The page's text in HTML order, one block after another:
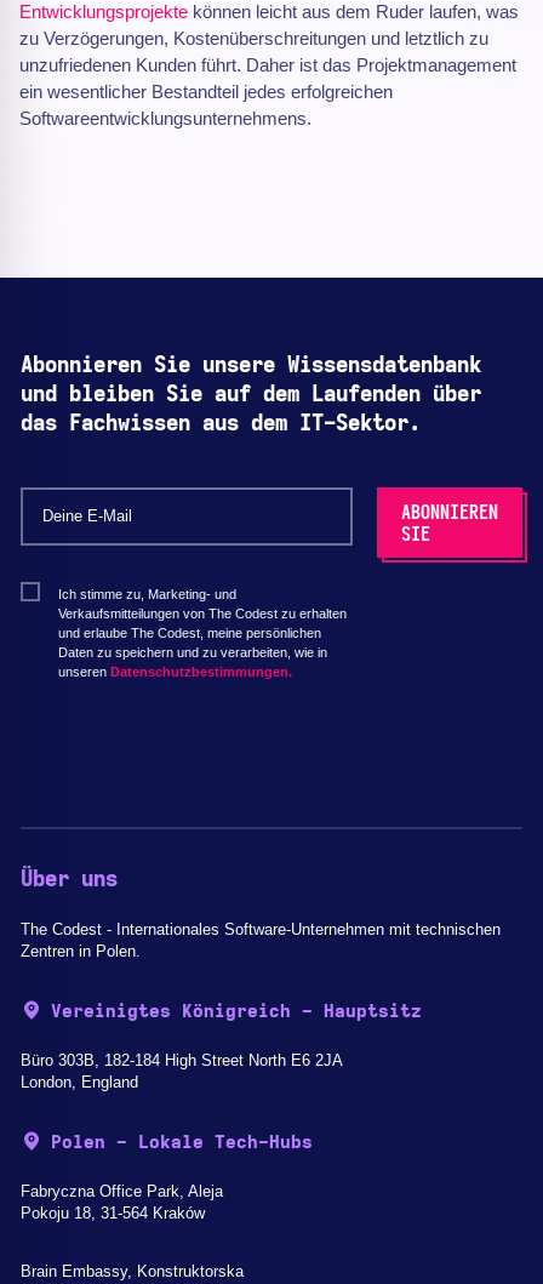
Entwicklungsprojekte können leicht aus dem Ruder laufen, was
zu Verzögerungen, Kostenüberschreitungen und letztlich zu
unzufriedenen Kunden führt. Daher ist das Projektmanagement
ein wesentlicher Bestandteil jedes erfolgreichen
Softwareentwicklungsunternehmens.
Abonnieren Sie unsere Wissensdatenbank
und bleiben Sie auf dem Laufenden über
das Fachwissen aus dem IT-Sektor.
Ich stimme zu, Marketing- und
Verkaufsmitteilungen von The Codest zu erhalten
und erlaube The Codest, meine persönlichen
Daten zu speichern und zu verarbeiten, wie in
unseren Datenschutzbestimmungen.
Über uns
The Codest - Internationales Software-Unternehmen mit technischen
Zentren in Polen.
Vereinigtes Königreich - Hauptsitz
Büro 303B, 182-184 High Street North E6 2JA
London, England
Polen - Lokale Tech-Hubs
Fabryczna Office Park, Aleja
Pokoju 18, 31-564 Kraków
Brain Embassy, Konstruktorska